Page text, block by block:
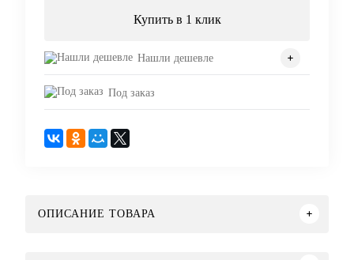
Купить в 1 клик
Нашли дешевле
Под заказ
ОПИСАНИЕ ТОВАРА